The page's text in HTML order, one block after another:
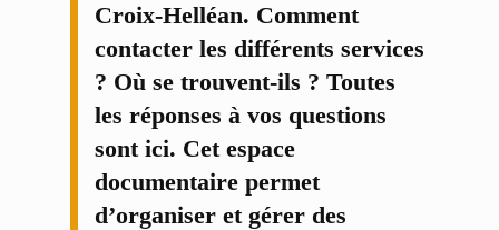
Croix-Helléan. Comment
contacter les différents services
? Où se trouvent-ils ? Toutes
les réponses à vos questions
sont ici. Cet espace
documentaire permet
d’organiser et gérer des